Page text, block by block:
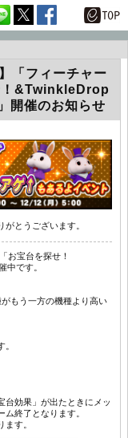
「フィーチャー
！&TwinkleDrop
開催のお知らせ
とうございます。
お宝台を探せ！
中です。
もう一方の機種より高い
台効果」が出たときにメッ
終了となります。
す。